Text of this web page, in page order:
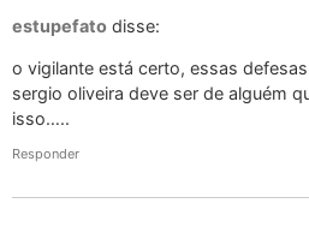
estupefato disse:
o vigilante está certo, essas
sergio oliveira deve ser de alguém
isso…..
Responder